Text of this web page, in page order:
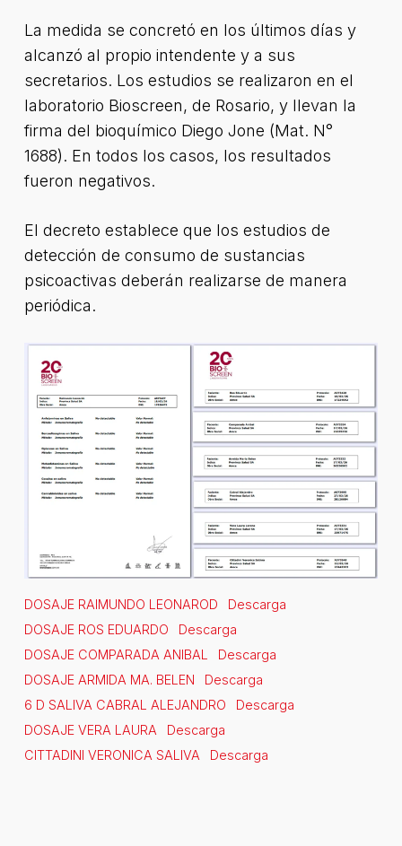
La medida se concretó en los últimos días y
alcanzó al propio intendente y a sus
secretarios. Los estudios se realizaron en el
laboratorio Bioscreen, de Rosario, y llevan la
firma del bioquímico Diego Jone (Mat. N°
1688). En todos los casos, los resultados
fueron negativos.
El decreto establece que los estudios de
detección de consumo de sustancias
psicoactivas deberán realizarse de manera
periódica.
DOSAJE RAIMUNDO LEONAROD
Descarga
DOSAJE ROS EDUARDO
Descarga
DOSAJE COMPARADA ANIBAL
Descarga
DOSAJE ARMIDA MA. BELEN
Descarga
6 D SALIVA CABRAL ALEJANDRO
Descarga
DOSAJE VERA LAURA
Descarga
CITTADINI VERONICA SALIVA
Descarga